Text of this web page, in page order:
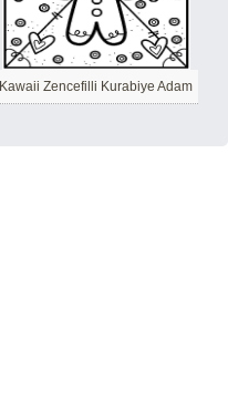
Kawaii Zencefilli Kurabiye Adam